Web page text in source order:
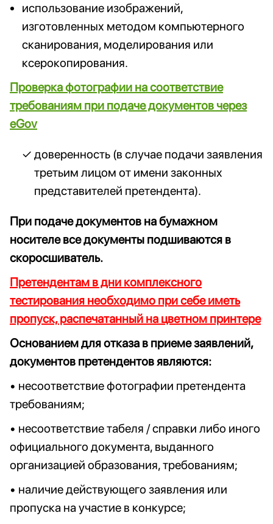
использование изображений,
изготовленных методом компьютерного
сканирования, моделирования или
ксерокопирования.
Проверка фотографии на соответствие
требованиям при подаче документов через
eGov
доверенность (в случае подачи заявления
третьим лицом от имени законных
представителей претендента).
При подаче документов на бумажном
носителе все документы подшиваются в
скоросшиватель.
Претендентам в дни комплексного
тестирования необходимо при себе иметь
пропуск, распечатанный на цветном принтере
Основанием для отказа в приеме заявлений,
документов претендентов являются:
• несоответствие фотографии претендента
требованиям;
• несоответствие табеля / справки либо иного
официального документа, выданного
организацией образования, требованиям;
• наличие действующего заявления или
пропуска на участие в конкурсе;